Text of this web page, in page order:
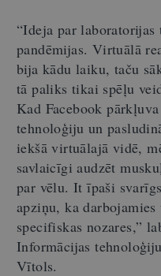
“Ideja par laboratorijas
pandēmijas. Virtuālā
bija kādu laiku, taču
tā paliks tikai spēļu
Kad Facebook
tehnoloģiju un
iekšā virtuālajā vidē,
savlaicīgi audzēt
par vēlu. It īpaši
apziņu, ka
specifiskas nozares,”
Informācijas
Vītols.